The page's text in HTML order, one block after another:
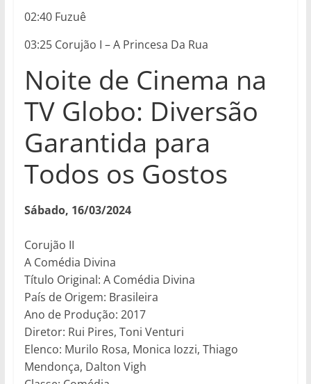
02:40 Fuzuê
03:25 Corujão I – A Princesa Da Rua
Noite de Cinema na
TV Globo: Diversão
Garantida para
Todos os Gostos
Sábado, 16/03/2024
Corujão II
A Comédia Divina
Título Original: A Comédia Divina
País de Origem: Brasileira
Ano de Produção: 2017
Diretor: Rui Pires, Toni Venturi
Elenco: Murilo Rosa, Monica Iozzi, Thiago
Mendonça, Dalton Vigh